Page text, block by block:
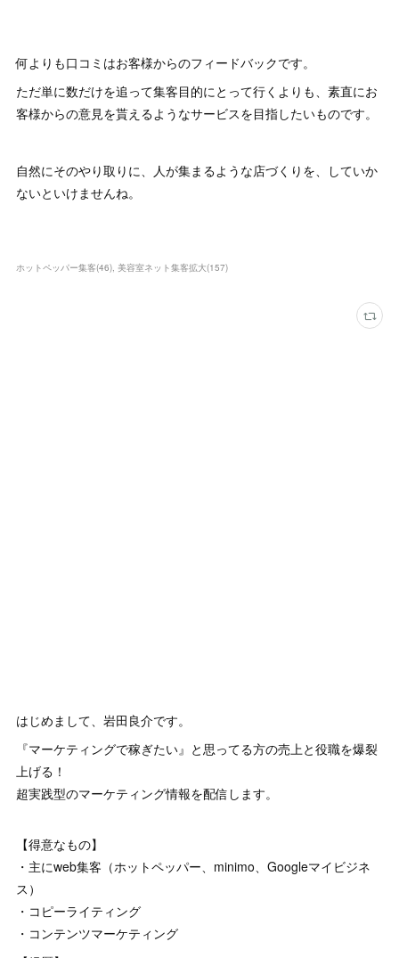
何よりも口コミはお客様からのフィードバックです。
ただ単に数だけを追って集客目的にとって行くよりも、素直にお
客様からの意見を貰えるようなサービスを目指したいものです。
自然にそのやり取りに、人が集まるような店づくりを、していか
ないといけませんね。
ホットペッパー集客(46) 美容室ネット集客拡大(157)
はじめまして、岩田良介です。
『マーケティングで稼ぎたい』と思ってる方の売上と役職を爆裂
上げる！
超実践型のマーケティング情報を配信します。
【得意なもの】
・主にweb集客（ホットペッパー、minimo、Googleマイビジネ
ス）
・コピーライティング
・コンテンツマーケティング